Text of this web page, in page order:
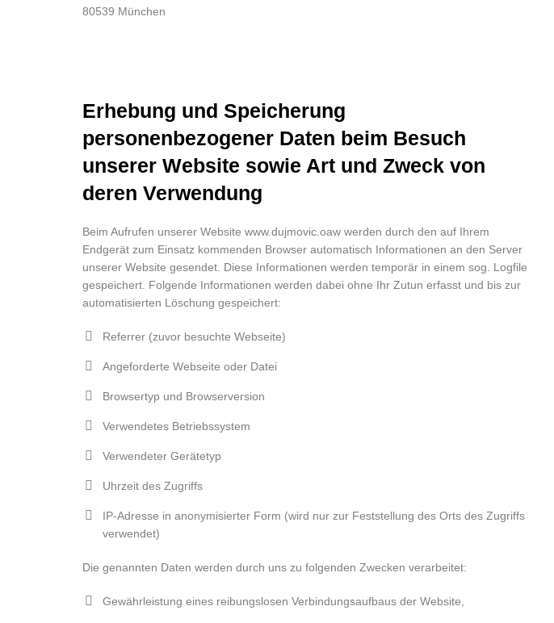
80539 München
Erhebung und Speicherung
personenbezogener Daten beim Besuch
unserer Website sowie Art und Zweck von
deren Verwendung
Beim Aufrufen unserer Website www.dujmovic.oaw werden durch den auf Ihrem
Endgerät zum Einsatz kommenden Browser automatisch Informationen an den Server
unserer Website gesendet. Diese Informationen werden temporär in einem sog. Logfile
gespeichert. Folgende Informationen werden dabei ohne Ihr Zutun erfasst und bis zur
automatisierten Löschung gespeichert:
Referrer (zuvor besuchte Webseite)
Angeforderte Webseite oder Datei
Browsertyp und Browserversion
Verwendetes Betriebssystem
Verwendeter Gerätetyp
Uhrzeit des Zugriffs
IP-Adresse in anonymisierter Form (wird nur zur Feststellung des Orts des Zugriffs
verwendet)
Die genannten Daten werden durch uns zu folgenden Zwecken verarbeitet:
Gewährleistung eines reibungslosen Verbindungsaufbaus der Website,